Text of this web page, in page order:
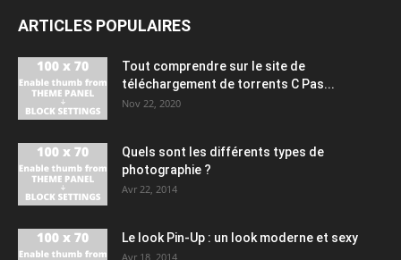
ARTICLES POPULAIRES
Tout comprendre sur le site de
téléchargement de torrents C Pas...
Nov 22, 2020
Quels sont les différents types de
photographie ?
Avr 22, 2014
Le look Pin-Up : un look moderne et sexy
Avr 18, 2014